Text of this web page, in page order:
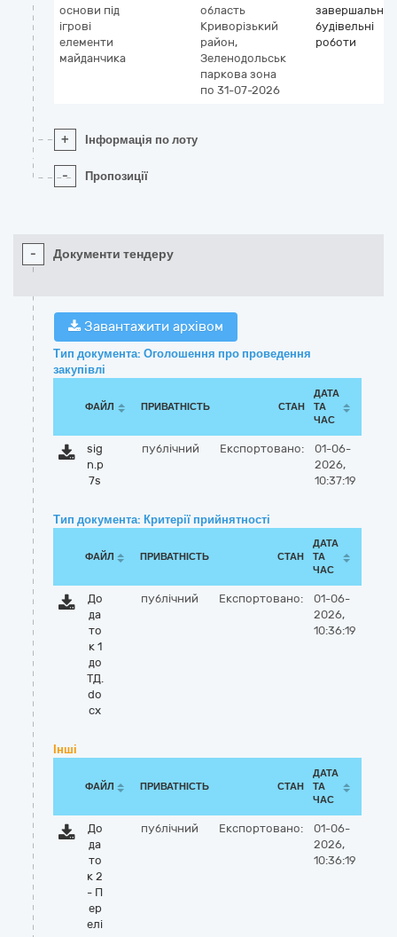
основи під
ігрові
елементи
майданчика
область
Криворізький
район,
Зеленодольськ
паркова зона
по 31-07-2026
завершальні
будівельні
роботи
+ Інформація по лоту
- Пропозиції
- Документи тендеру
Завантажити архівом
Тип документа: Оголошення про проведення
закупівлі
ФАЙЛ ПРИВАТНІСТЬ СТАН
ДАТА
ТА
ЧАС
sig
n.p
7s
публічний Експортовано:
01-06-
2026,
10:37:19
Тип документа: Критерії прийнятності
ФАЙЛ ПРИВАТНІСТЬ СТАН
ДАТА
ТА
ЧАС
До
да
то
к 1
до
ТД.
do
cx
публічний Експортовано:
01-06-
2026,
10:36:19
Інші
ФАЙЛ ПРИВАТНІСТЬ СТАН
ДАТА
ТА
ЧАС
До
да
то
к 2
- П
ер
елі
публічний Експортовано:
01-06-
2026,
10:36:19